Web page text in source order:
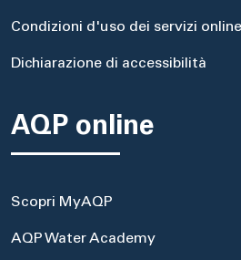
Condizioni d'uso dei servizi online
Dichiarazione di accessibilità
AQP online
Scopri MyAQP
AQP Water Academy